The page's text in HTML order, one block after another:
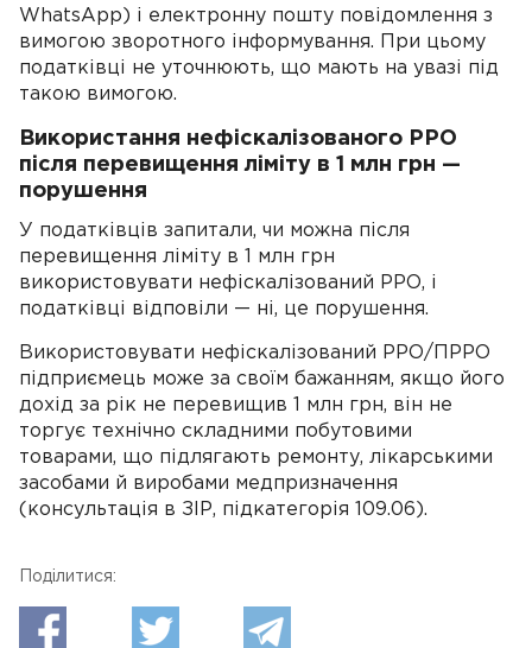
WhatsApp) і електронну пошту повідомлення з
вимогою зворотного інформування. При цьому
податківці не уточнюють, що мають на увазі під
такою вимогою.
Використання нефіскалізованого РРО
після перевищення ліміту в 1 млн грн —
порушення
У податківців запитали, чи можна після
перевищення ліміту в 1 млн грн
використовувати нефіскалізований РРО, і
податківці відповіли — ні, це порушення.
Використовувати нефіскалізований РРО/ПРРО
підприємець може за своїм бажанням, якщо його
дохід за рік не перевищив 1 млн грн, він не
торгує технічно складними побутовими
товарами, що підлягають ремонту, лікарськими
засобами й виробами медпризначення
(консультація в ЗІР, підкатегорія 109.06).
Поділитися: